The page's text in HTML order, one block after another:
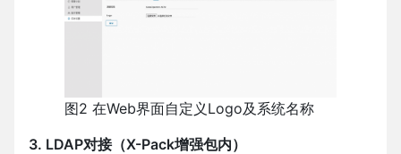
图2 在Web界面自定义Logo及系统名称
3. LDAP对接（X-Pack增强包内）